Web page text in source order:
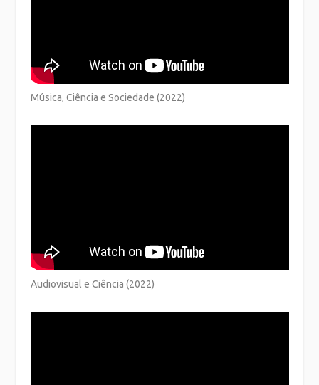
Música, Ciência e Sociedade (2022)
Audiovisual e Ciência (2022)